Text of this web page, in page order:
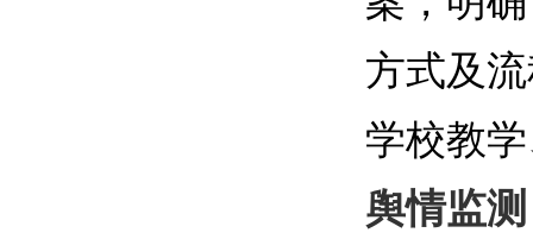
方式及
学校教
舆情监测